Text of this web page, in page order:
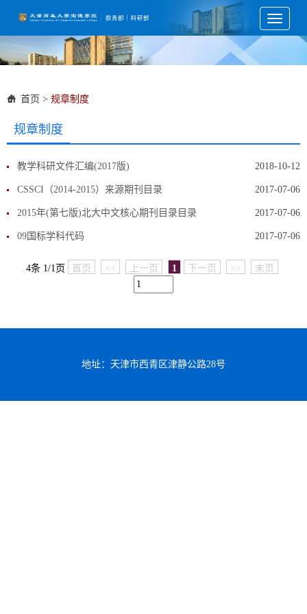
Toggle
首页 > 规章制度
规章制度
2018-10-12
教学科研文件汇编(2017版)
2017-07-06
CSSCI（2014-2015）来源期刊目录
2017-07-06
2015年(第七版)北大中文核心期刊目录目录
2017-07-06
09国标学科代码
4条 1/1页 首页 << 上一页 1 下一页 >> 末页
地址：天津市西青区津静公路28号